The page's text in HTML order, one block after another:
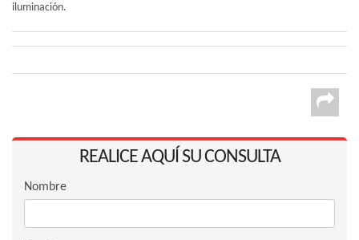
iluminación.
REALICE AQUÍ SU CONSULTA
Nombre